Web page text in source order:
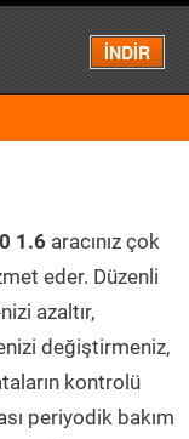
İNDİR
Menü
1.6 aracınız çok
eder. Düzenli
azaltır,
değiştirmeniz,
kontrolü
periyodik bakım